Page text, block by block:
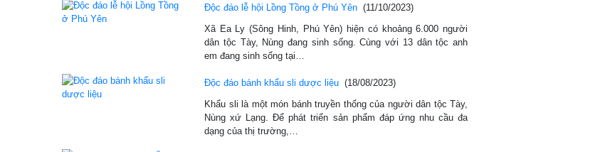
Độc đáo lễ hội Lồng Tồng ở Phú Yên (11/10/2023)
Xã Ea Ly (Sông Hinh, Phú Yên) hiện có khoảng 6.000 người
dân tộc Tày, Nùng đang sinh sống. Cùng với 13 dân tộc anh
em đang sinh sống tại…
Độc đáo bánh khẩu sli dược liệu (18/08/2023)
Khẩu sli là một món bánh truyền thống của người dân tộc Tày,
Nùng xứ Lạng. Để phát triển sản phẩm đáp ứng nhu cầu đa
dạng của thị trường,…